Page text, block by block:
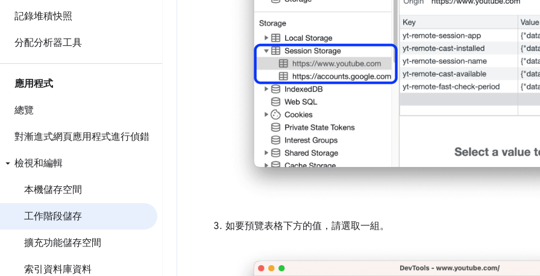
記錄堆積快照
分配分析器工具
應用程式
總覽
對漸進式網頁應用程式進行偵錯
檢視和編輯
本機儲存空間
工作階段儲存
擴充功能儲存空間
索引資料庫資料
如要預覽表格下方的值，請選取一組。